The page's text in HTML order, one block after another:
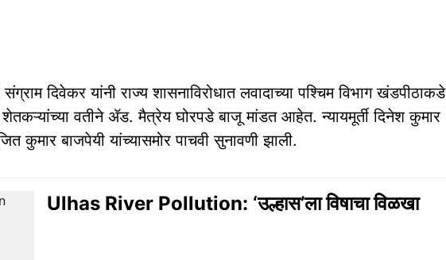
दिवेकर यांनी राज्य शासनाविरोधात लवादाच्या पश्चिम विभाग खंडपीठाकडे
वतीने ॲड. मैत्रेय घोरपडे बाजू मांडत आहेत. न्यायमूर्ती दिनेश कुमार
कुमार बाजपेयी यांच्यासमोर पाचवी सुनावणी झाली.
Ulhas River Pollution: ‘उल्हास’ला विषाचा विळखा